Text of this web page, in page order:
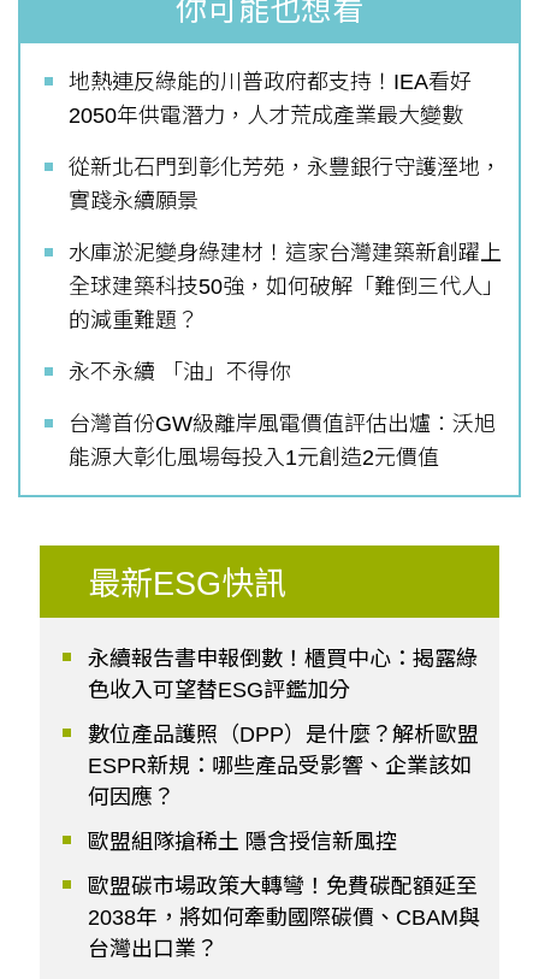
你可能也想看
地熱連反綠能的川普政府都支持！IEA看好
2050年供電潛力，人才荒成產業最大變數
從新北石門到彰化芳苑，永豐銀行守護溼地，
實踐永續願景
水庫淤泥變身綠建材！這家台灣建築新創躍上
全球建築科技50強，如何破解「難倒三代人」
的減重難題？
永不永續 「油」不得你
台灣首份GW級離岸風電價值評估出爐：沃旭
能源大彰化風場每投入1元創造2元價值
最新ESG快訊
永續報告書申報倒數！櫃買中心：揭露綠
色收入可望替ESG評鑑加分
數位產品護照（DPP）是什麼？解析歐盟
ESPR新規：哪些產品受影響、企業該如
何因應？
歐盟組隊搶稀土 隱含授信新風控
歐盟碳市場政策大轉彎！免費碳配額延至
2038年，將如何牽動國際碳價、CBAM與
台灣出口業？